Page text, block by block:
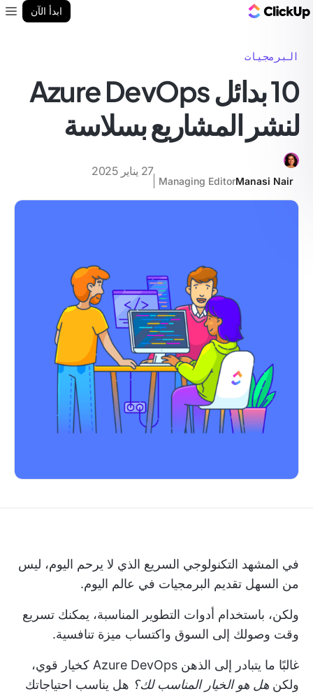
ابدأ الآن
البرمجيات
10 بدائل Azure DevOps
لنشر المشاريع بسلاسة
Manasi Nair
Managing Editor
27 يناير 2025
في المشهد التكنولوجي السريع الذي لا يرحم اليوم، ليس
من السهل تقديم البرمجيات في عالم اليوم.
ولكن، باستخدام أدوات التطوير المناسبة، يمكنك تسريع
وقت وصولك إلى السوق واكتساب ميزة تنافسية.
غالبًا ما يتبادر إلى الذهن Azure DevOps كخيار قوي،
ولكن هل هو الخيار المناسب لك؟ هل يناسب احتياجاتك